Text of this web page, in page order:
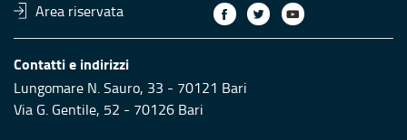
Area riservata
Contatti e indirizzi
Lungomare N. Sauro, 33 - 70121 Bari
Via G. Gentile, 52 - 70126 Bari